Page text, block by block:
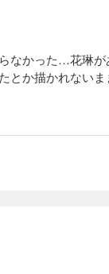
なかった…花琳
か描かれないま